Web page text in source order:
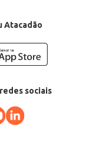
Atacadão
sociais